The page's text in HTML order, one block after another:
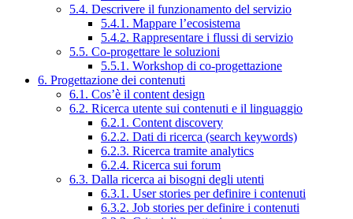
5.4. Descrivere il funzionamento del servizio
5.4.1. Mappare l’ecosistema
5.4.2. Rappresentare i flussi di servizio
5.5. Co-progettare le soluzioni
5.5.1. Workshop di co-progettazione
6. Progettazione dei contenuti
6.1. Cos’è il content design
6.2. Ricerca utente sui contenuti e il linguaggio
6.2.1. Content discovery
6.2.2. Dati di ricerca (search keywords)
6.2.3. Ricerca tramite analytics
6.2.4. Ricerca sui forum
6.3. Dalla ricerca ai bisogni degli utenti
6.3.1. User stories per definire i contenuti
6.3.2. Job stories per definire i contenuti